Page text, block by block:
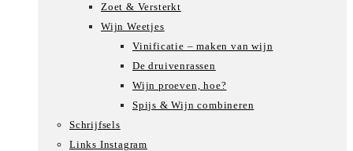
Zoet & Versterkt
Wijn Weetjes
Vinificatie – maken van wijn
De druivenrassen
Wijn proeven, hoe?
Spijs & Wijn combineren
Schrijfsels
Links Instagram